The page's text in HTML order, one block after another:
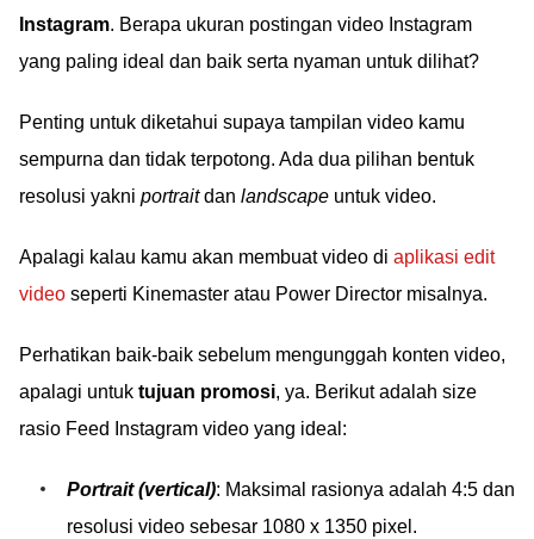
Instagram. Berapa ukuran postingan video Instagram
yang paling ideal dan baik serta nyaman untuk dilihat?
Penting untuk diketahui supaya tampilan video kamu
sempurna dan tidak terpotong. Ada dua pilihan bentuk
resolusi yakni portraitdan landscape untuk video.
Apalagi kalau kamu akan membuat video di aplikasi edit
video seperti Kinemaster atau Power Director misalnya.
Perhatikan baik-baik sebelum mengunggah konten video,
apalagi untuk tujuan promosi, ya. Berikut adalah size
rasio Feed Instagram video yang ideal:
Portrait (vertical): Maksimal rasionya adalah 4:5 dan
resolusi video sebesar 1080 x 1350 pixel.